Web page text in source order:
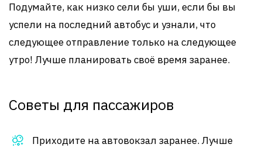
Подумайте, как низко сели бы уши, если бы вы
успели на последний автобус и узнали, что
следующее отправление только на следующее
утро! Лучше планировать своё время заранее.
Советы для пассажиров
Приходите на автовокзал заранее. Лучше